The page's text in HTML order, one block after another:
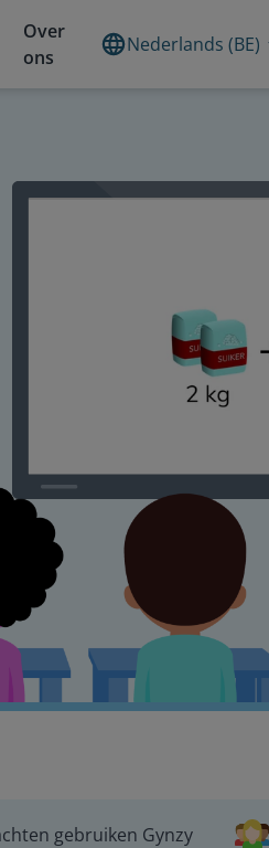
Over
ons
Nederlands (BE)
gebruiken Gynzy